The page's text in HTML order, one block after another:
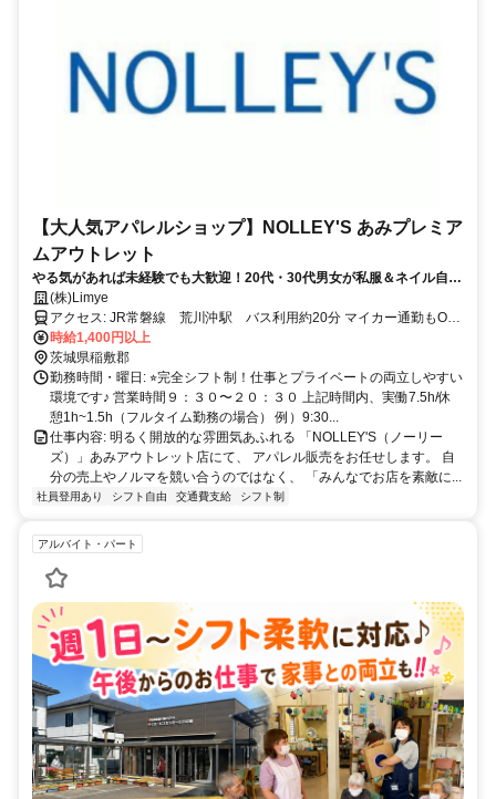
【大人気アパレルショップ】NOLLEY'S あみプレミア
ムアウトレット
やる気があれば未経験でも大歓迎！20代・30代男女が私服＆ネイル自由
で活躍中のノーリーズで、お洒落を仕事にしませんか？
(株)Limye
アクセス: JR常磐線 荒川沖駅 バス利用約20分 マイカー通勤もOK
です！
時給1,400円以上
茨城県稲敷郡
勤務時間・曜日: ⭐︎完全シフト制！仕事とプライベートの両立しやすい
環境です♪ 営業時間９：３０〜２０：３０ 上記時間内、実働7.5h/休
憩1h~1.5h（フルタイム勤務の場合） 例）9:30...
仕事内容: 明るく開放的な雰囲気あふれる 「NOLLEY'S（ノーリー
ズ）」あみアウトレット店にて、 アパレル販売をお任せします。 自
分の売上やノルマを競い合うのではなく、 「みんなでお店を素敵に...
社員登用あり シフト自由 交通費支給 シフト制
アルバイト・パート